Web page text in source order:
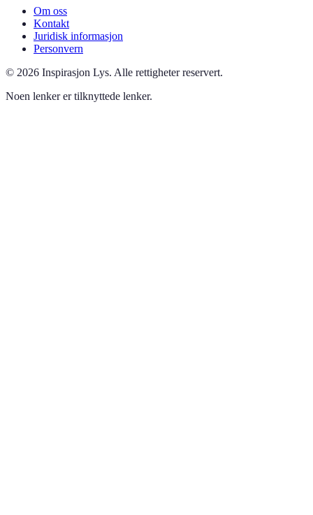
Om oss
Kontakt
Juridisk informasjon
Personvern
© 2026 Inspirasjon Lys. Alle rettigheter reservert.
Noen lenker er tilknyttede lenker.